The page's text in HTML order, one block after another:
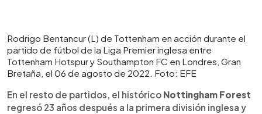
Rodrigo Bentancur (L) de Tottenham en acción durante el
partido de fútbol de la Liga Premier inglesa entre
Tottenham Hotspur y Southampton FC en Londres, Gran
Bretaña, el 06 de agosto de 2022. Foto: EFE
En el resto de partidos, el histórico Nottingham Forest
regresó 23 años después a la primera división inglesa y